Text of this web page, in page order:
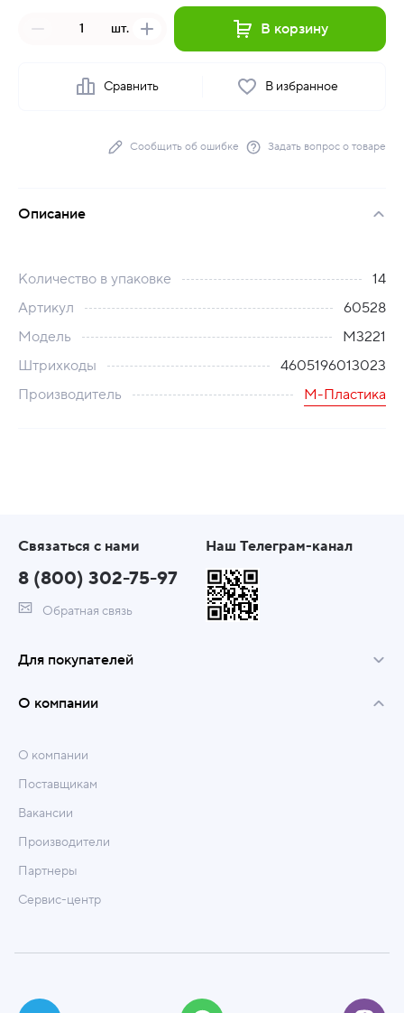
шт. В корзину
Сравнить В избранное
Сообщить об ошибке Задать вопрос о товаре
Описание
Количество в упаковке
14
Артикул
60528
Модель
М3221
Штрихкоды
4605196013023
Производитель
М-Пластика
Связаться с нами
8 (800) 302-75-97
Обратная связь
Наш Телеграм-канал
Для покупателей
О компании
О компании
Поставщикам
Вакансии
Производители
Партнеры
Сервис-центр